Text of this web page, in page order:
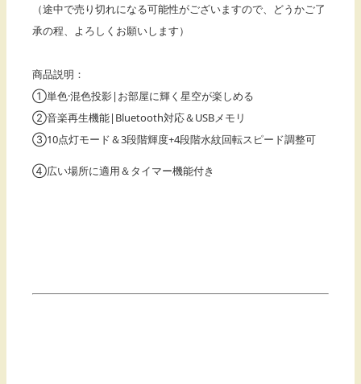
（途中で売り切れになる可能性がございますので、どうかご了
承の程、よろしくお願いします）
商品説明：
①単色·混色投影|お部屋に輝く星空が楽しめる
②音楽再生機能|Bluetooth対応＆USBメモリ
③10点灯モード＆3段階輝度+4段階水紋回転スピード調整可
④広い場所に適用＆タイマー機能付き